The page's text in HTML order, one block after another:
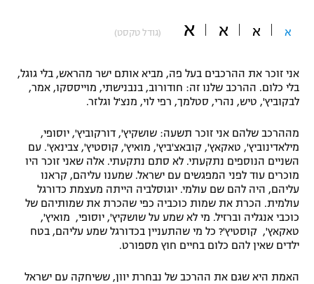
משתתפים וזוכים בפרסים
תקנון משתתפים וזוכים בפרסים
תקנון עבור פעילות אלקטרה
תקנון עבור פעילות ספורט 1 – "מרלן"
גיימינג E-Sports
תנאי שימוש
אופניים
כדורמים
פוטבול אמריקאי NFL
בייסבול MLB
ספורט אתגרי ואקסטרים
אומנויות לחימה
א א א א (גודל טקסט)
אני זוכר את ההרכבים בעל פה, מביא אותם ישר מהראש, בלי גוגל,
בלי כלום. ההרכב שלנו זה: חודורוב, בנבנישתי, מוייססקו, אמר,
לבקוביץ', טיש, נהרי, סטלמך, רפי לוי, מנצ'ל וגלזר.
מההרכב שלהם אני זוכר תשעה: שושקיץ', דורקוביץ', יוסופי,
מילאדינוביץ', טאקאץ', קובאצ'ביץ', מואיץ', קוסטיץ', צבינאץ'. עם
השניים הנוספים נתקעתי. לא סתם נתקעתי. אלה שאני זוכר היו
מוכרים עוד לפני המפגשים עם ישראל. שמענו עליהם, קראנו
עליהם, היה להם שם עולמי. יוגוסלביה הייתה מעצמת כדורגל
עולמית. הכרת את שמות כוכביה כפי שהכרת את שמותיהם של
כוכבי אנגליה וברזיל. מי לא שמע על שושקיץ', יוסופי, מואיץ',
טאקאץ', קוסטיץ'? כל מי שהתעניין בכדורגל שמע עליהם, בטח
ילדים שאין להם כלום בחיים חוץ מספורט.
האמת היא שגם את ההרכב של נבחרת יוון, ששיחקה עם ישראל